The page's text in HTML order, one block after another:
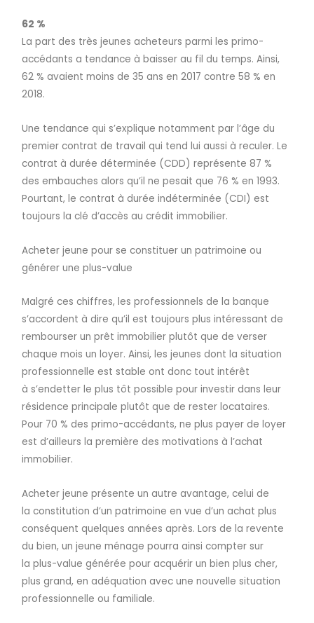
62 %
La part des très jeunes acheteurs parmi les primo-
accédants a tendance à baisser au fil du temps. Ainsi,
62 % avaient moins de 35 ans en 2017 contre 58 % en
2018.
Une tendance qui s’explique notamment par l’âge du
premier contrat de travail qui tend lui aussi à reculer. Le
contrat à durée déterminée (CDD) représente 87 %
des embauches alors qu’il ne pesait que 76 % en 1993.
Pourtant, le contrat à durée indéterminée (CDI) est
toujours la clé d’accès au crédit immobilier.
Acheter jeune pour se constituer un patrimoine ou
générer une plus-value
Malgré ces chiffres, les professionnels de la banque
s’accordent à dire qu’il est toujours plus intéressant de
rembourser un prêt immobilier plutôt que de verser
chaque mois un loyer. Ainsi, les jeunes dont la situation
professionnelle est stable ont donc tout intérêt
à s’endetter le plus tôt possible pour investir dans leur
résidence principale plutôt que de rester locataires.
Pour 70 % des primo-accédants, ne plus payer de loyer
est d’ailleurs la première des motivations à l’achat
immobilier.
Acheter jeune présente un autre avantage, celui de
la constitution d’un patrimoine en vue d’un achat plus
conséquent quelques années après. Lors de la revente
du bien, un jeune ménage pourra ainsi compter sur
la plus-value générée pour acquérir un bien plus cher,
plus grand, en adéquation avec une nouvelle situation
professionnelle ou familiale.